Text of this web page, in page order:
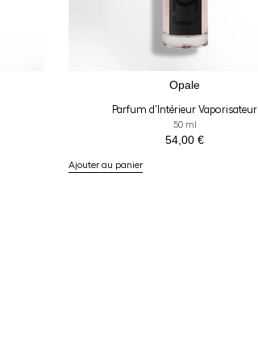
Opale
Parfum d’Intérieur Vaporisateur
50 ml
54,00€
Ajouter au panier